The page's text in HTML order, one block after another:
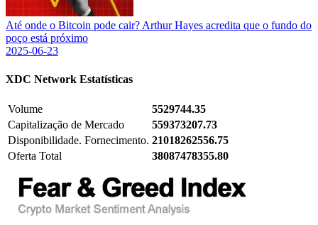
Até onde o Bitcoin pode cair? Arthur Hayes acredita que o fundo do
poço está próximo
2025-06-23
XDC Network Estatísticas
Volume
5529744.35
Capitalização de Mercado
559373207.73
Disponibilidade. Fornecimento. 21018262556.75
Oferta Total
38087478355.80